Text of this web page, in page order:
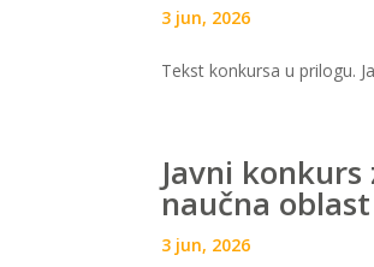
3 jun, 2026
Tekst konkursa u prilogu.
Javni
naučna
3 jun, 2026